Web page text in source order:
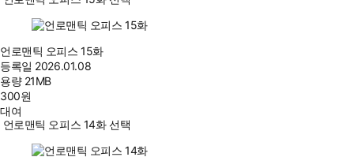
언로맨틱 오피스 15화
등록일 2026.01.08
용량 21MB
300원
대여
언로맨틱 오피스 14화 선택